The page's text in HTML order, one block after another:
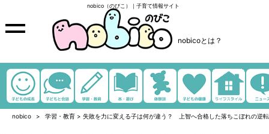
nobico（のびこ）｜子育て情報サイト
nobicoとは？
nobico 学習・教育 > 失敗を力に変える子は何が違う？ 上智へ合格した落ちこぼれの逆